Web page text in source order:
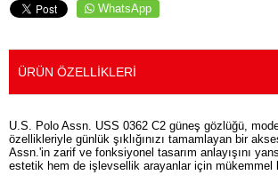
WhatsApp
ÜRÜN ÖZELLIKLERI
U.S. Polo Assn. USS 0362 C2 güneş gözlüğü,
özellikleriyle günlük şıklığınızı tamamlayan bir
Assn.'in zarif ve fonksiyonel tasarım anlayışını
estetik hem de işlevsellik arayanlar için mükemmel